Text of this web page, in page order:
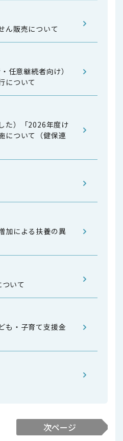
ん販売について
任意継続者向け）
について
た）「2026年度け
について（健保連
加による扶養の異
いて
も・子育て支援金
次ページ